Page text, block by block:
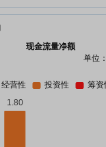
现金流量净额
单位